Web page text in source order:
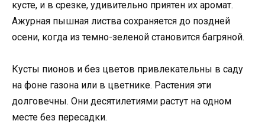
кусте, и в срезке, удивительно приятен их аромат.
Ажурная пышная листва сохраняется до поздней
осени, когда из темно-зеленой становится багряной.
Кусты пионов и без цветов привлекательны в саду
на фоне газона или в цветнике. Растения эти
долговечны. Они десятилетиями растут на одном
месте без пересадки.